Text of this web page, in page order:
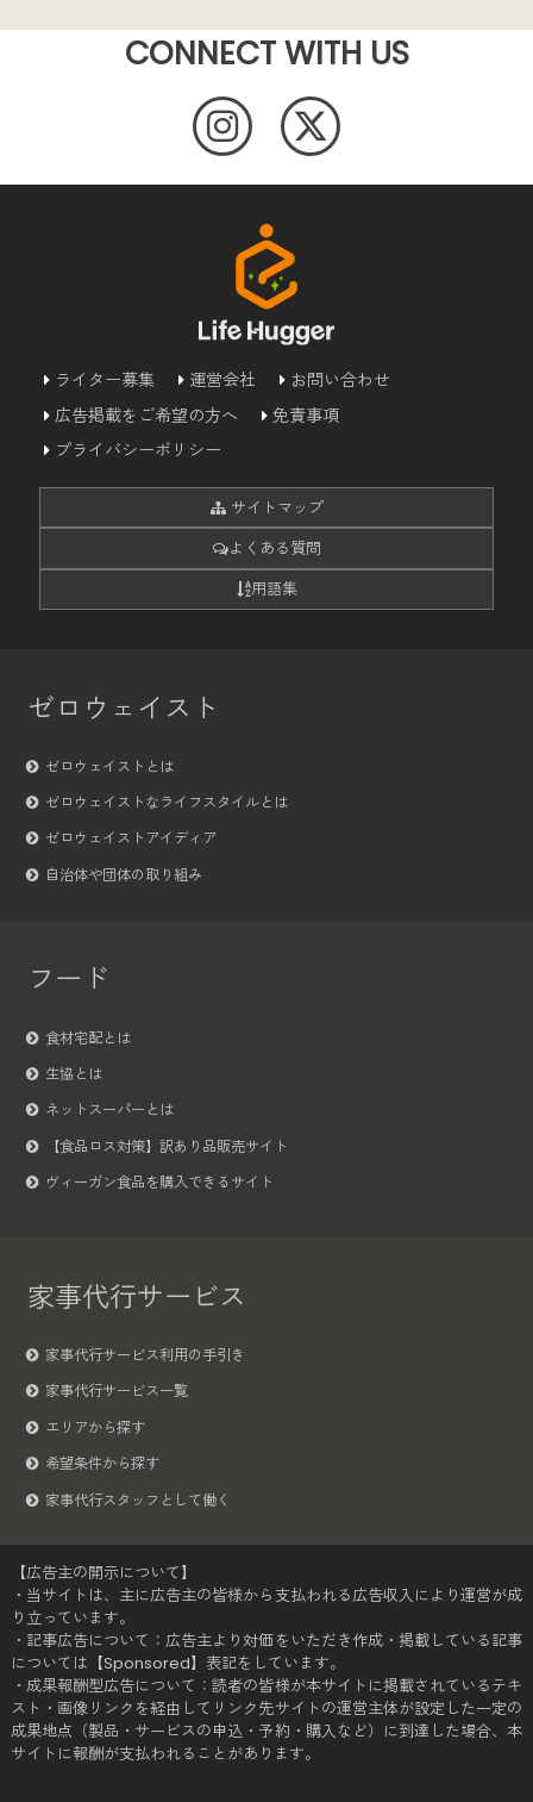
CONNECT WITH US
ライター募集 運営会社
お問い合わせ
広告掲載をご希望の方へ
免責事項
プライバシーポリシー
サイトマップ
よくある質問
用語集
ゼロウェイスト
ゼロウェイストとは
ゼロウェイストなライフスタイルとは
ゼロウェイストアイディア
自治体や団体の取り組み
フード
食材宅配とは
生協とは
ネットスーパーとは
【食品ロス対策】訳あり品販売サイト
ヴィーガン食品を購入できるサイト
家事代行サービス
家事代行サービス利用の手引き
家事代行サービス一覧
エリアから探す
希望条件から探す
家事代行スタッフとして働く
【広告主の開示について】
・当サイトは、主に広告主の皆様から支払われる広告収入により運営が成
り立っています。
・記事広告について：広告主より対価をいただき作成・掲載している記事
については【Sponsored】表記をしています。
・成果報酬型広告について：読者の皆様が本サイトに掲載されているテキ
スト・画像リンクを経由してリンク先サイトの運営主体が設定した一定の
成果地点（製品・サービスの申込・予約・購入など）に到達した場合、本
サイトに報酬が支払われることがあります。